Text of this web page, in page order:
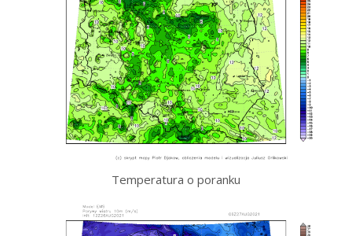
Temperatura o poranku